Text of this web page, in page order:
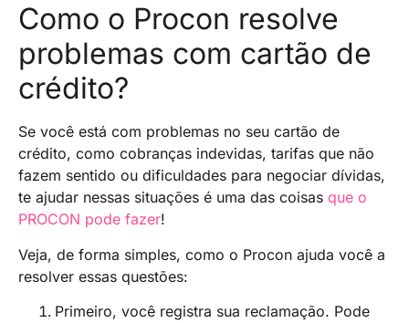
Como o Procon resolve
problemas com cartão de
crédito?
Se você está com problemas no seu cartão de
crédito, como cobranças indevidas, tarifas que não
fazem sentido ou dificuldades para negociar dívidas,
te ajudar nessas situações é uma das coisas que o
PROCON pode fazer!
Veja, de forma simples, como o Procon ajuda você a
resolver essas questões:
Primeiro, você registra sua reclamação. Pode